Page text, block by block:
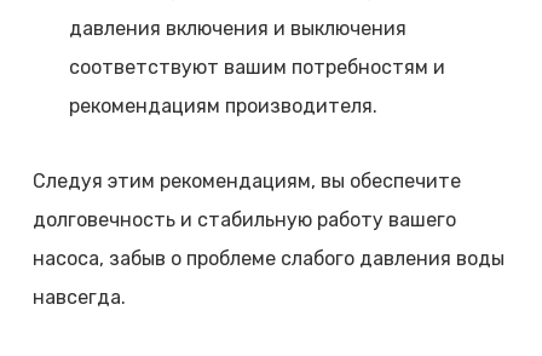
давления включения и выключения
соответствуют вашим потребностям и
рекомендациям производителя.
Следуя этим рекомендациям, вы обеспечите
долговечность и стабильную работу вашего
насоса, забыв о проблеме слабого давления воды
навсегда.